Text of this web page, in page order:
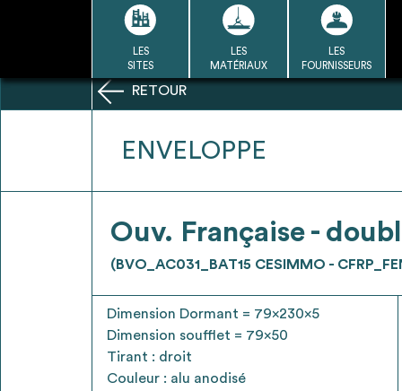
LES
SITES
LES
MATÉRIAUX
LES
FOURNISSEURS
LA DÉMARCHE
LA BASE
DU RÉEMPLOI
Refair mode d'emploi
1
Se connecter / Se créer un
Une fois
RETOUR
ENVELOPPE
Ouv. Française -
(BVO_AC031_BAT15 CESIMMO -
Dimension Dormant = 79x230x5
Dimension soufflet = 79x50
Tirant : droit
Couleur : alu anodisé